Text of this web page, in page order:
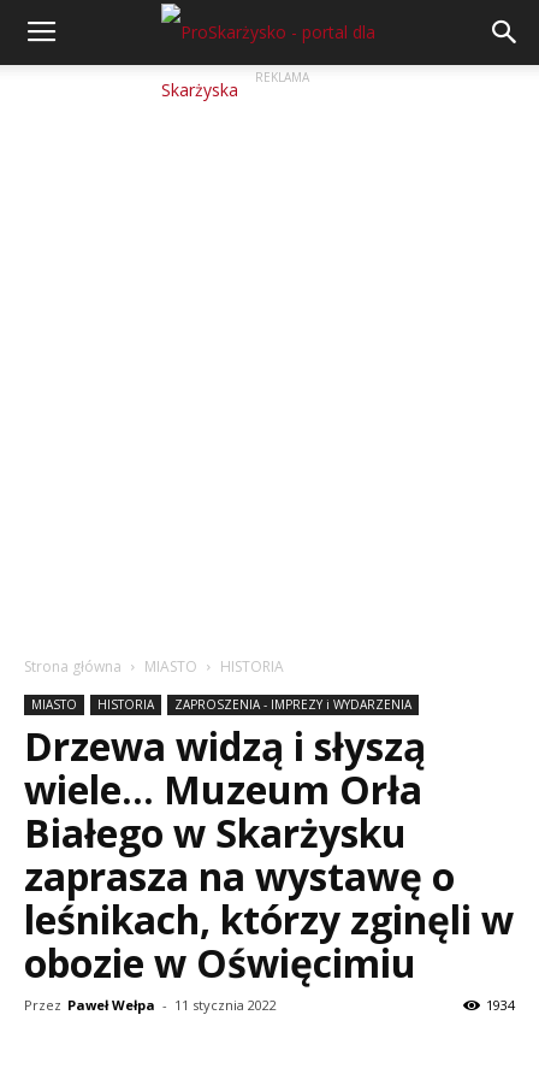
REKLAMA
Strona główna MIASTO HISTORIA
MIASTO HISTORIA ZAPROSZENIA - IMPREZY i WYDARZENIA
Drzewa widzą i słyszą
wiele… Muzeum Orła
Białego w Skarżysku
zaprasza na wystawę o
leśnikach, którzy zginęli w
obozie w Oświęcimiu
Przez Paweł Wełpa - 11 stycznia 2022 1934